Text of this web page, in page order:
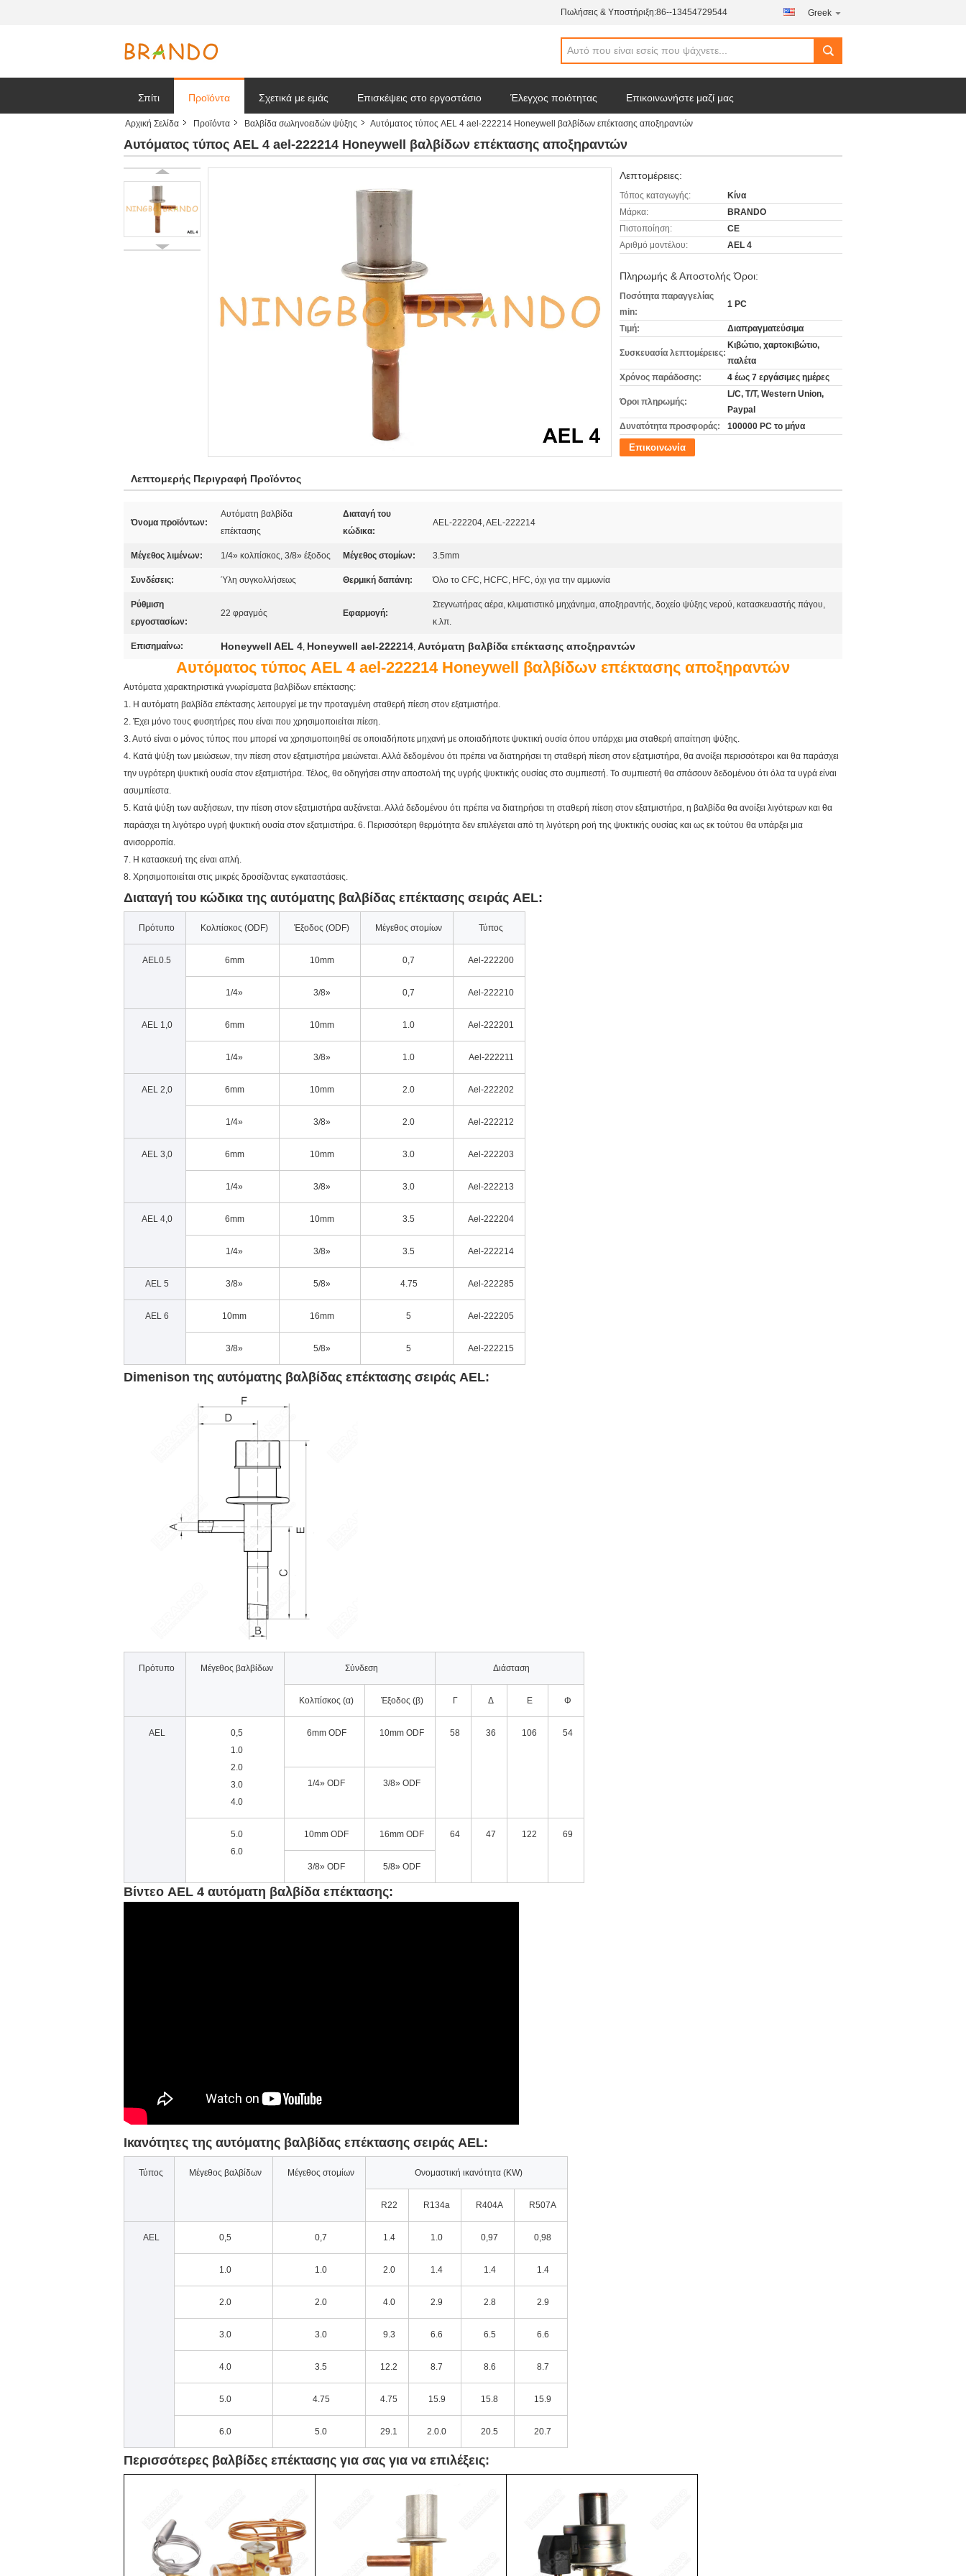
Πωλήσεις & Υποστήριξη:86--13454729544 Greek
Σπίτι Προϊόντα Σχετικά με εμάς Επισκέψεις στο εργοστάσιο Έλεγχος ποιότητας Επικοινωνήστε μαζί μας
Ζητήστε ένα απόσπασμα Ειδήσεις επιχείρησης
Αρχική Σελίδα Προϊόντα Βαλβίδα σωληνοειδών ψύξης Αυτόματος τύπος AEL 4 ael-222214 Honeywell βαλβίδων επέκτασης αποξηραντών
Αυτόματος τύπος AEL 4 ael-222214 Honeywell βαλβίδων επέκτασης αποξηραντών
Λεπτομέρειες:
Τόπος καταγωγής:
Κίνα
Μάρκα:
BRANDO
Πιστοποίηση:
CE
Αριθμό μοντέλου:
AEL 4
Πληρωμής & Αποστολής Όροι:
Ποσότητα παραγγελίας
min:
1 PC
Τιμή: Διαπραγματεύσιμα
Συσκευασία λεπτομέρειες:
Κιβώτιο, χαρτοκιβώτιο,
παλέτα
Χρόνος παράδοσης:
4 έως 7 εργάσιμες ημέρες
Όροι πληρωμής:
L/C, T/T, Western Union,
Paypal
Δυνατότητα προσφοράς:
100000 PC το μήνα
Επικοινωνία
Λεπτομερής Περιγραφή Προϊόντος
Όνομα προϊόντων:
Αυτόματη βαλβίδα
επέκτασης
Διαταγή του
κώδικα:
AEL-222204, AEL-222214
Μέγεθος λιμένων: 1/4» κολπίσκος, 3/8» έξοδος Μέγεθος στομίων: 3.5mm
Συνδέσεις: Ύλη συγκολλήσεως Θερμική δαπάνη: Όλο το CFC, HCFC, HFC, όχι για την αμμωνία
Ρύθμιση
εργοστασίων:
22 φραγμός Εφαρμογή:
Στεγνωτήρας αέρα, κλιματιστικό μηχάνημα, αποξηραντής, δοχείο ψύξης νερού, κατασκευαστής πάγου,
κ.λπ.
Επισημαίνω: Honeywell AEL 4, Honeywell ael-222214, Αυτόματη βαλβίδα επέκτασης αποξηραντών
Αυτόματος τύπος AEL 4 ael-222214 Honeywell βαλβίδων επέκτασης αποξηραντών
Αυτόματα χαρακτηριστικά γνωρίσματα βαλβίδων επέκτασης:
1. Η αυτόματη βαλβίδα επέκτασης λειτουργεί με την προταγμένη σταθερή πίεση στον εξατμιστήρα.
2. Έχει μόνο τους φυσητήρες που είναι που χρησιμοποιείται πίεση.
3. Αυτό είναι ο μόνος τύπος που μπορεί να χρησιμοποιηθεί σε οποιαδήποτε μηχανή με οποιαδήποτε ψυκτική ουσία όπου υπάρχει μια σταθερή απαίτηση ψύξης.
4. Κατά ψύξη των μειώσεων, την πίεση στον εξατμιστήρα μειώνεται. Αλλά δεδομένου ότι πρέπει να διατηρήσει τη σταθερή πίεση στον εξατμιστήρα, θα ανοίξει περισσότεροι και θα παράσχει
την υγρότερη ψυκτική ουσία στον εξατμιστήρα. Τέλος, θα οδηγήσει στην αποστολή της υγρής ψυκτικής ουσίας στο συμπιεστή. Το συμπιεστή θα σπάσουν δεδομένου ότι όλα τα υγρά είναι
ασυμπίεστα.
5. Κατά ψύξη των αυξήσεων, την πίεση στον εξατμιστήρα αυξάνεται. Αλλά δεδομένου ότι πρέπει να διατηρήσει τη σταθερή πίεση στον εξατμιστήρα, η βαλβίδα θα ανοίξει λιγότερων και θα
παράσχει τη λιγότερο υγρή ψυκτική ουσία στον εξατμιστήρα. 6. Περισσότερη θερμότητα δεν επιλέγεται από τη λιγότερη ροή της ψυκτικής ουσίας και ως εκ τούτου θα υπάρξει μια
ανισορροπία.
7. Η κατασκευή της είναι απλή.
8. Χρησιμοποιείται στις μικρές δροσίζοντας εγκαταστάσεις.
Διαταγή του κώδικα της αυτόματης βαλβίδας επέκτασης σειράς AEL:
Πρότυπο Κολπίσκος (ODF) Έξοδος (ODF) Μέγεθος στομίων Τύπος
AEL0.5 6mm 10mm 0,7 Ael-222200
1/4» 3/8» 0,7 Ael-222210
AEL 1,0 6mm 10mm 1.0 Ael-222201
1/4» 3/8» 1.0 Ael-222211
AEL 2,0 6mm 10mm 2.0 Ael-222202
1/4» 3/8» 2.0 Ael-222212
AEL 3,0 6mm 10mm 3.0 Ael-222203
1/4» 3/8» 3.0 Ael-222213
AEL 4,0 6mm 10mm 3.5 Ael-222204
1/4» 3/8» 3.5 Ael-222214
AEL 5 3/8» 5/8» 4.75 Ael-222285
AEL 6 10mm 16mm 5 Ael-222205
3/8» 5/8» 5 Ael-222215
Dimenison της αυτόματης βαλβίδας επέκτασης σειράς AEL:
Πρότυπο Μέγεθος βαλβίδων Σύνδεση Διάσταση
Κολπίσκος (α) Έξοδος (β) Γ Δ Ε Φ
AEL
0,5
1.0
2.0
3.0
4.0
6mm ODF 10mm ODF 58 36 106 54
1/4» ODF 3/8» ODF
5.0
6.0
10mm ODF 16mm ODF 64 47 122 69
3/8» ODF 5/8» ODF
Βίντεο AEL 4 αυτόματη βαλβίδα επέκτασης:
Ικανότητες της αυτόματης βαλβίδας επέκτασης σειράς AEL:
Τύπος Μέγεθος βαλβίδων Μέγεθος στομίων Ονομαστική ικανότητα (KW)
R22 R134a R404A R507A
AEL 0,5 0,7 1.4 1.0 0,97 0,98
1.0 1.0 2.0 1.4 1.4 1.4
2.0 2.0 4.0 2.9 2.8 2.9
3.0 3.0 9.3 6.6 6.5 6.6
4.0 3.5 12.2 8.7 8.6 8.7
5.0 4.75 4.75 15.9 15.8 15.9
6.0 5.0 29.1 2.0.0 20.5 20.7
Περισσότερες βαλβίδες επέκτασης για σας για να επιλέξεις: